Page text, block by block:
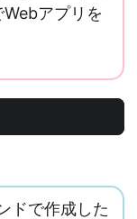
アプリを
ドで作成した